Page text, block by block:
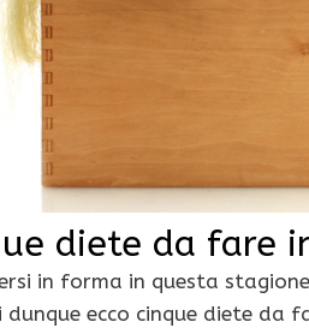
diete da fare
in forma in questa
dunque ecco cinque diete da